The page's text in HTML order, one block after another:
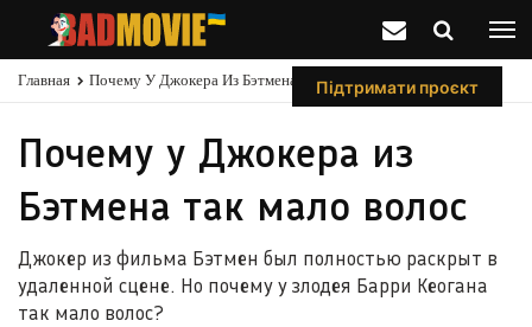
Підтримати проєкт
Главная Почему У Джокера Из Бэтмена Так Мало Волос
Почему у Джокера из
Бэтмена так мало волос
Джокер из фильма Бэтмен был полностью раскрыт в
удаленной сцене. Но почему у злодея Барри Кеогана
так мало волос?